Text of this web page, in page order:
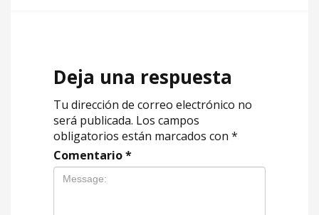
Deja una respuesta
Tu dirección de correo electrónico no
será publicada. Los campos
obligatorios están marcados con *
Comentario*